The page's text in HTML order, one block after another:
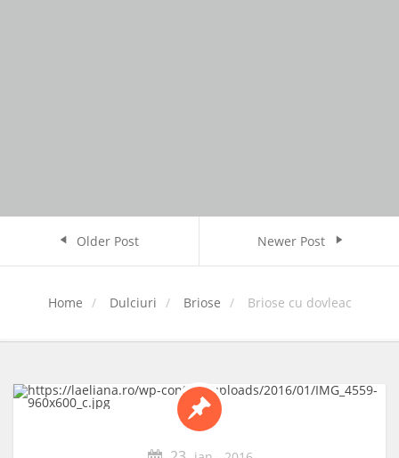
Older Post Newer Post
Home Dulciuri Briose Briose cu dovleac